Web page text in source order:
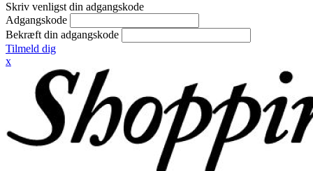
Skriv venligst din adgangskode
Adgangskode
Bekræft din adgangskode
Tilmeld dig
x